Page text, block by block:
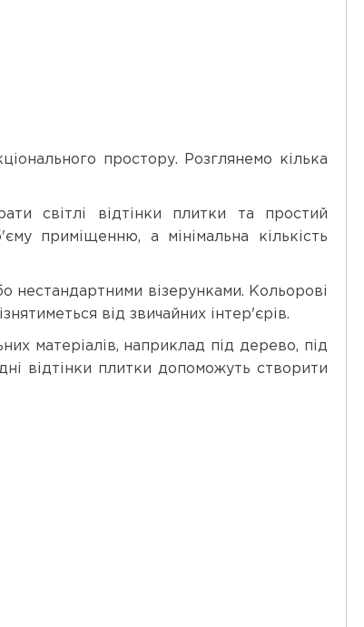
простору. Розглянемо кілька
світлі відтінки плитки та простий
приміщенню, а мінімальна кількість
нестандартними візерунками. Кольорові
від звичайних інтер'єрів.
матеріалів, наприклад під дерево, під
відтінки плитки допоможуть створити